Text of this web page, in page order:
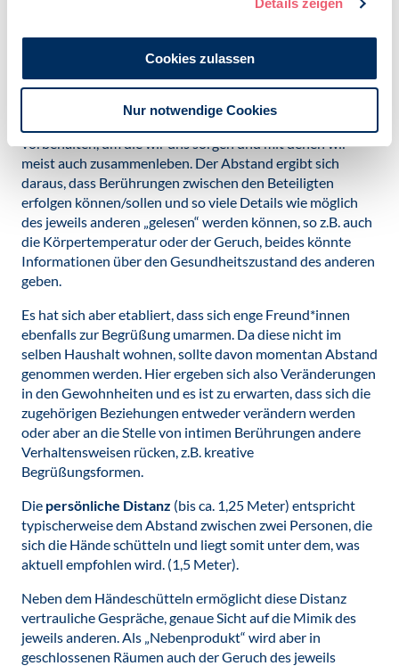
Details zeigen
Cookies zulassen
Nur notwendige Cookies
Interaktionssituationen in Abhängigkeit vom jeweiligen
Distanzen auch daraus ergeben, welche Sinnesorgane
intime Distanz(bis ca. 45 cm) ist i.d.R. den engen
Familienangehörigen und Sexualpartner*innen
vorbehalten, um die wir uns sorgen und mit denen wir
meist auch zusammenleben. Der Abstand ergibt sich
daraus, dass Berührungen zwischen den Beteiligten
erfolgen können/sollen und so viele Details wie möglich
des jeweils anderen „gelesen“ werden können, so z.B. auch
die Körpertemperatur oder der Geruch, beides könnte
Informationen über den Gesundheitszustand des anderen
geben.
Es hat sich aber etabliert, dass sich enge Freund*innen
ebenfalls zur Begrüßung umarmen. Da diese nicht im
selben Haushalt wohnen, sollte davon momentan Abstand
genommen werden. Hier ergeben sich also Veränderungen
in den Gewohnheiten und es ist zu erwarten, dass sich die
zugehörigen Beziehungen entweder verändern werden
oder aber an die Stelle von intimen Berührungen andere
Verhaltensweisen rücken, z.B. kreative
Begrüßungsformen.
Die persönliche Distanz (bis ca. 1,25 Meter) entspricht
typischerweise dem Abstand zwischen zwei Personen, die
sich die Hände schütteln und liegt somit unter dem, was
aktuell empfohlen wird. (1,5 Meter).
Neben dem Händeschütteln ermöglicht diese Distanz
vertrauliche Gespräche, genaue Sicht auf die Mimik des
jeweils anderen. Als „Nebenprodukt“ wird aber in
geschlossenen Räumen auch der Geruch des jeweils